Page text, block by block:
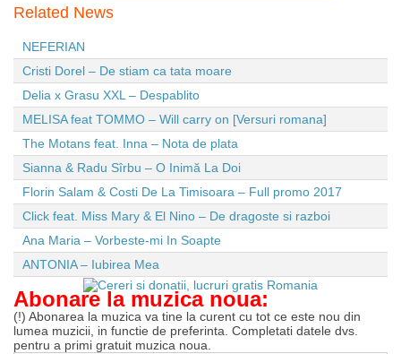
Related News
NEFERIAN
Cristi Dorel – De stiam ca tata moare
Delia x Grasu XXL – Despablito
MELISA feat TOMMO – Will carry on [Versuri romana]
The Motans feat. Inna – Nota de plata
Sianna & Radu Sîrbu – O Inimă La Doi
Florin Salam & Costi De La Timisoara – Full promo 2017
Click feat. Miss Mary & El Nino – De dragoste si razboi
Ana Maria – Vorbeste-mi In Soapte
ANTONIA – Iubirea Mea
Abonare la muzica noua:
(!) Abonarea la muzica va tine la curent cu tot ce este nou din
lumea muzicii, in functie de preferinta. Completati datele dvs.
pentru a primi gratuit muzica noua.